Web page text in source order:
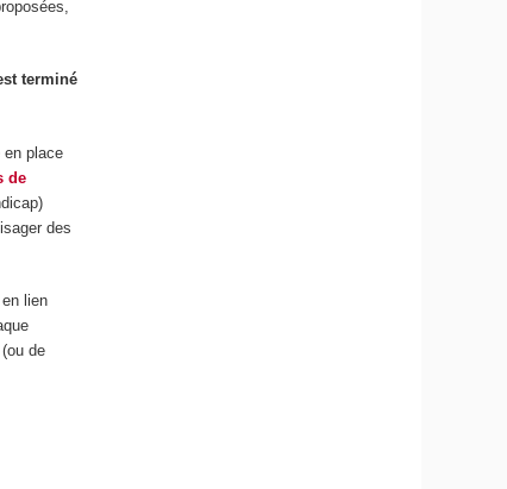
terminé
en place
de
des
lien
de